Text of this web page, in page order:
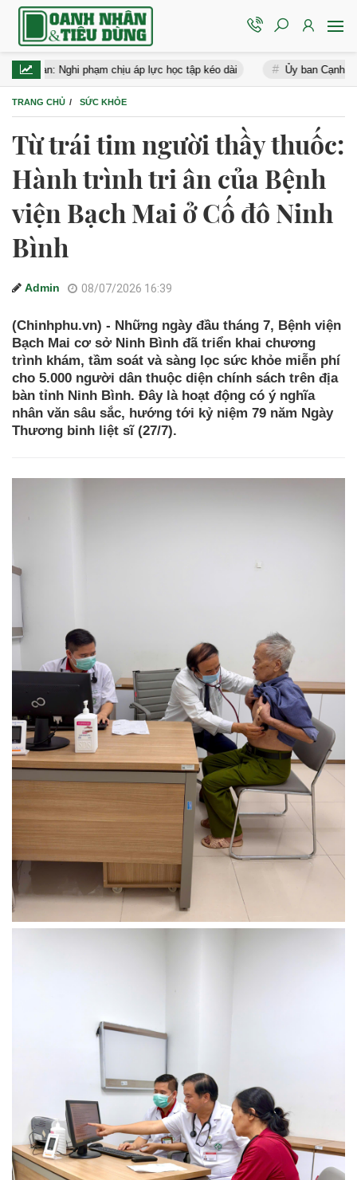
phạm chịu áp lực học tập kéo dài Ủy ban Cạnh tranh phạt
TRANG CHỦ SỨC KHỎE
Từ trái tim người thầy thuốc:
Hành trình tri ân của Bệnh
viện Bạch Mai ở Cố đô Ninh
Bình
Admin 08/07/2026 16:39
(Chinhphu.vn) - Những ngày đầu tháng 7, Bệnh viện
Bạch Mai cơ sở Ninh Bình đã triển khai chương
trình khám, tầm soát và sàng lọc sức khỏe miễn phí
cho 5.000 người dân thuộc diện chính sách trên địa
bàn tỉnh Ninh Bình. Đây là hoạt động có ý nghĩa
nhân văn sâu sắc, hướng tới kỷ niệm 79 năm Ngày
Thương binh liệt sĩ (27/7).